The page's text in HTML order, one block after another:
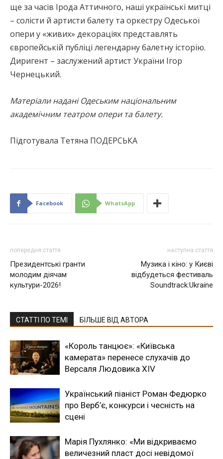
ще за часів Ірода Аттичного, наші українські митці
– солісти й артисти балету та оркестру Одеської
опери у «живих» декораціях представлять
європейській публіці легендарну балетну історію.
Диригент – заслужений артист України Ігор
Чернецький.
Матеріали надані Одеським національним
академічним театром опери та балету.
Підготувала Тетяна ПОДЕРСЬКА
Facebook WhatsApp
попередня стаття
Президентські гранти
молодим діячам
культури-2026!
наступна стаття
Музика і кіно: у Києві
відбудеться фестиваль
Soundtrack:Ukraine
СТАТТІ ПО ТЕМІ БІЛЬШЕ ВІД АВТОРА
«Король танцює»: «Київська
камерата» перенесе слухачів до
Версаля Людовика XIV
Український піаніст Роман Федюрко
про Верб’є, конкурси і чесність на
сцені
Марія Пухлянко: «Ми відкриваємо
величезний пласт досі невідомої